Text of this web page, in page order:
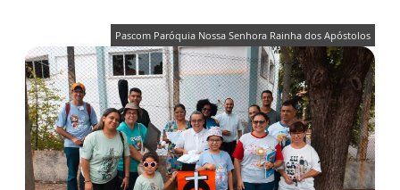
Pascom Paróquia Nossa Senhora Rainha dos Apóstolos